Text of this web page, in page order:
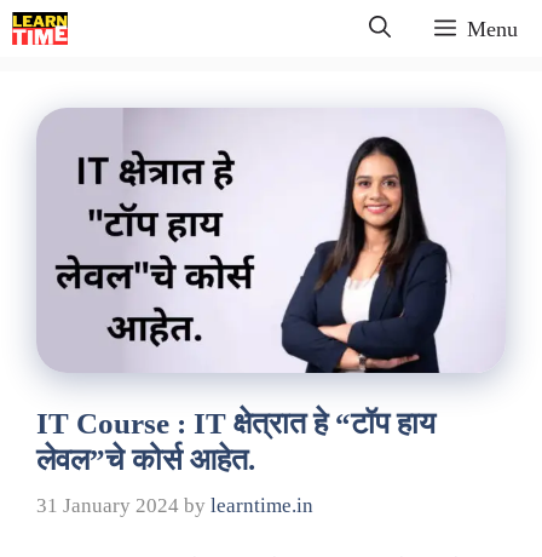
Skip
to
Menu
IT Course : IT क्षेत्रात हे “टॉप हाय
लेवल”चे कोर्स आहेत.
31 January 2024 by learntime.in